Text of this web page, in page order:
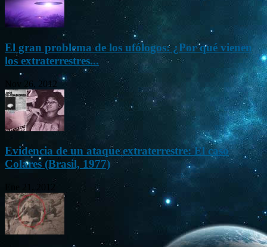
El gran problema de los ufólogos: ¿Por qué vienen
los extraterrestres...
Nov 26, 2012
Evidencia de un ataque extraterrestre: El caso
Colares (Brasil, 1977)